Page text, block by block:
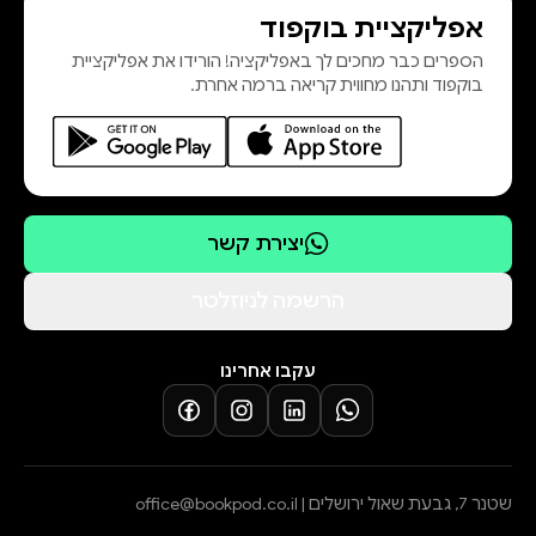
אפליקציית בוקפוד
הספרים כבר מחכים לך באפליקציה! הורידו את אפליקציית
בוקפוד ותהנו מחווית קריאה ברמה אחרת.
יצירת קשר
עקבו אחרינו
שטנר 7, גבעת שאול ירושלים | office@bookpod.co.il